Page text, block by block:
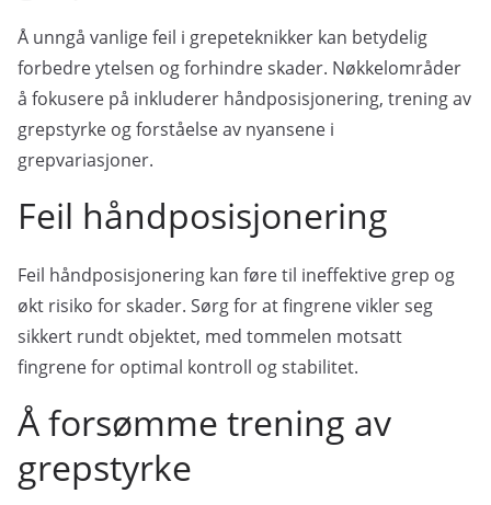
Å unngå vanlige feil i grepeteknikker kan betydelig
forbedre ytelsen og forhindre skader. Nøkkelområder
å fokusere på inkluderer håndposisjonering, trening av
grepstyrke og forståelse av nyansene i
grepvariasjoner.
Feil håndposisjonering
Feil håndposisjonering kan føre til ineffektive grep og
økt risiko for skader. Sørg for at fingrene vikler seg
sikkert rundt objektet, med tommelen motsatt
fingrene for optimal kontroll og stabilitet.
Å forsømme trening av
grepstyrke